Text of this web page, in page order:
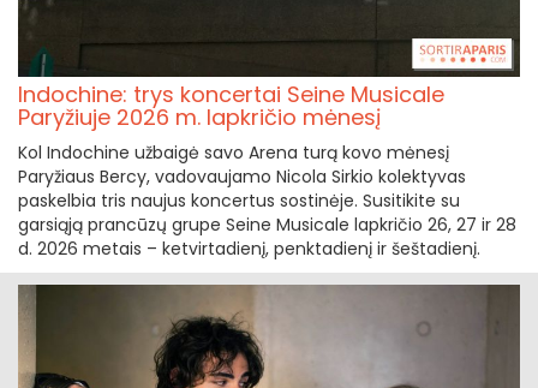
Indochine: trys koncertai Seine Musicale
Paryžiuje 2026 m. lapkričio mėnesį
Kol Indochine užbaigė savo Arena turą kovo mėnesį
Paryžiaus Bercy, vadovaujamo Nicola Sirkio kolektyvas
paskelbia tris naujus koncertus sostinėje. Susitikite su
garsiąją prancūzų grupe Seine Musicale lapkričio 26, 27 ir 28
d. 2026 metais – ketvirtadienį, penktadienį ir šeštadienį.